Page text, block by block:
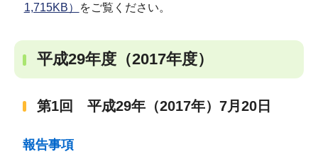
1,715KB）
をご覧ください。
平成29年度（2017年度）
第1回 平成29年（2017年）7月20日
報告事項